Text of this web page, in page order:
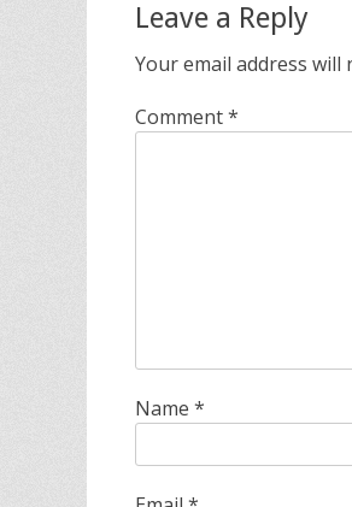
Leave a Reply
Your email address will
Comment*
Name *